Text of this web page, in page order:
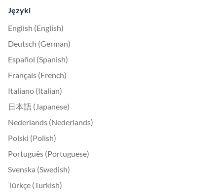
Języki
English (English)
Deutsch (German)
Español (Spanish)
Français (French)
Italiano (Italian)
日本語 (Japanese)
Nederlands (Nederlands)
Polski (Polish)
Português (Portuguese)
Svenska (Swedish)
Türkçe (Turkish)